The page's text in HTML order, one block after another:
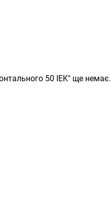
50 IEK" ще немає.